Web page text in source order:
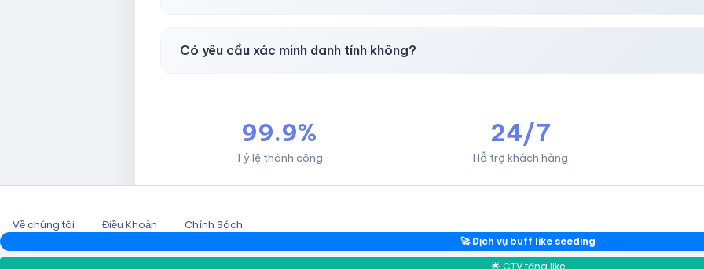
Về chúng tôi Điều Khoản
Chính Sách
Có yêu cầu xác minh danh tính không?
99.9%
Tỷ lệ thành công
24/7
Hỗ trợ khách hàng
🚀 Dịch vụ buff like seeding
🌟 CTV tăng like